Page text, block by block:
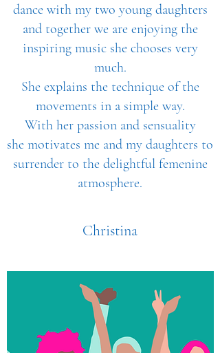
dance with my two young daughters
and together we are enjoying the
inspiring music she chooses very
much.
She explains the technique of the
movements in a simple way.
With her passion and sensuality
she motivates me and my daughters to
surrender to the delightful femenine
atmosphere.
Christina